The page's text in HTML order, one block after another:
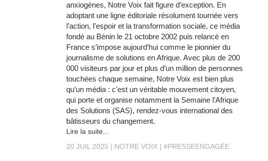
anxiogènes, Notre Voix fait figure d’exception. En
adoptant une ligne éditoriale résolument tournée vers
l’action, l’espoir et la transformation sociale, ce média
fondé au Bénin le 21 octobre 2002 puis relancé en
France s’impose aujourd’hui comme le pionnier du
journalisme de solutions en Afrique. Avec plus de 200
000 visiteurs par jour et plus d’un million de personnes
touchées chaque semaine, Notre Voix est bien plus
qu’un média : c’est un véritable mouvement citoyen,
qui porte et organise notamment la Semaine l’Afrique
des Solutions (SAS), rendez-vous international des
bâtisseurs du changement.
Lire la suite...
20 JUIL 2025
NOTRE VOIX #PRESSEENGAGÉE